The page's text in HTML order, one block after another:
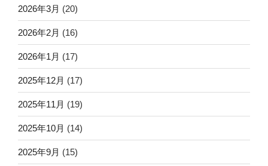
2026年3月 (20)
2026年2月 (16)
2026年1月 (17)
2025年12月 (17)
2025年11月 (19)
2025年10月 (14)
2025年9月 (15)